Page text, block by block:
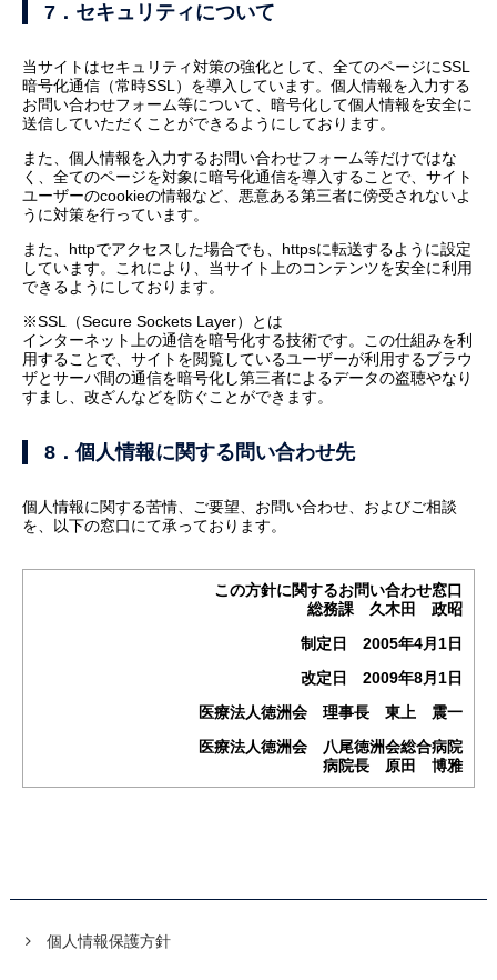
7．セキュリティについて
当サイトはセキュリティ対策の強化として、全てのページにSSL
暗号化通信（常時SSL）を導入しています。個人情報を入力する
お問い合わせフォーム等について、暗号化して個人情報を安全に
送信していただくことができるようにしております。
また、個人情報を入力するお問い合わせフォーム等だけではな
く、全てのページを対象に暗号化通信を導入することで、サイト
ユーザーのcookieの情報など、悪意ある第三者に傍受されないよ
うに対策を行っています。
また、httpでアクセスした場合でも、httpsに転送するように設定
しています。これにより、当サイト上のコンテンツを安全に利用
できるようにしております。
※SSL（Secure Sockets Layer）とは
インターネット上の通信を暗号化する技術です。この仕組みを利
用することで、サイトを閲覧しているユーザーが利用するブラウ
ザとサーバ間の通信を暗号化し第三者によるデータの盗聴やなり
すまし、改ざんなどを防ぐことができます。
8．個人情報に関する問い合わせ先
個人情報に関する苦情、ご要望、お問い合わせ、およびご相談
を、以下の窓口にて承っております。
この方針に関するお問い合わせ窓口
総務課 久木田 政昭
制定日 2005年4月1日
改定日 2009年8月1日
医療法人徳洲会 理事長 東上 震一
医療法人徳洲会 八尾徳洲会総合病院
病院長 原田 博雅
個人情報保護方針